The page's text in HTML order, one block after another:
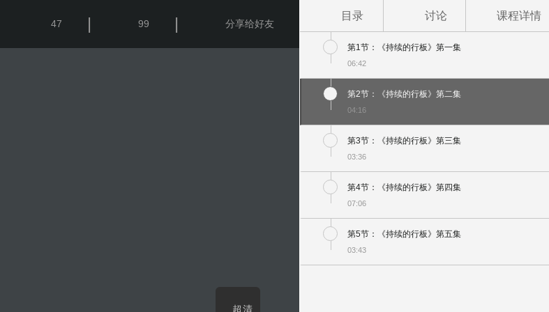
47 | 99 | 分享给好友
超清
目录 讨论 课程详情
第1节：《持续的行板》第一集
06:42
第2节：《持续的行板》第二集
04:16
第3节：《持续的行板》第三集
03:36
第4节：《持续的行板》第四集
07:06
第5节：《持续的行板》第五集
03:43